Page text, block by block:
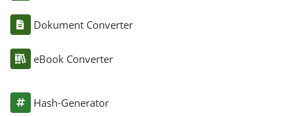
Dokument Converter
eBook Converter
Hash-Generator